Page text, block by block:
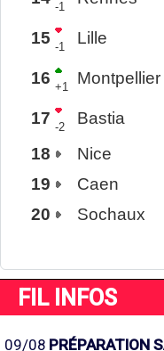
-1
15 -1 Lille
16 +1 Montpellier
17 -2 Bastia
18
Nice
19
Caen
20
Sochaux
FIL INFOS
09/08 PRÉPARATION